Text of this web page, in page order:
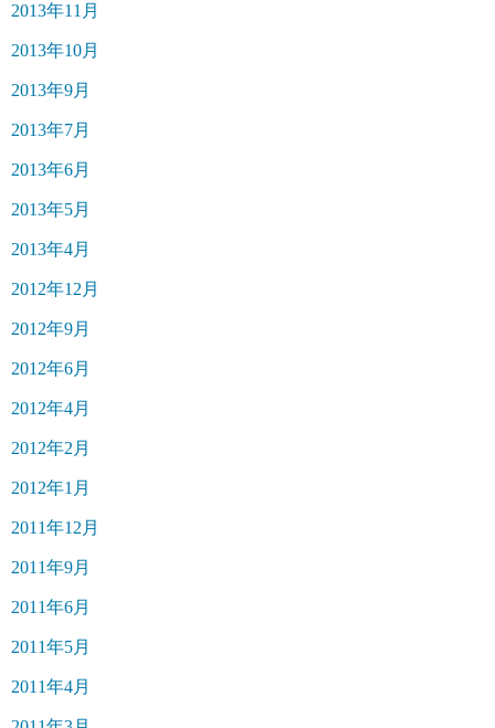
2013年11月
2013年10月
2013年9月
2013年7月
2013年6月
2013年5月
2013年4月
2012年12月
2012年9月
2012年6月
2012年4月
2012年2月
2012年1月
2011年12月
2011年9月
2011年6月
2011年5月
2011年4月